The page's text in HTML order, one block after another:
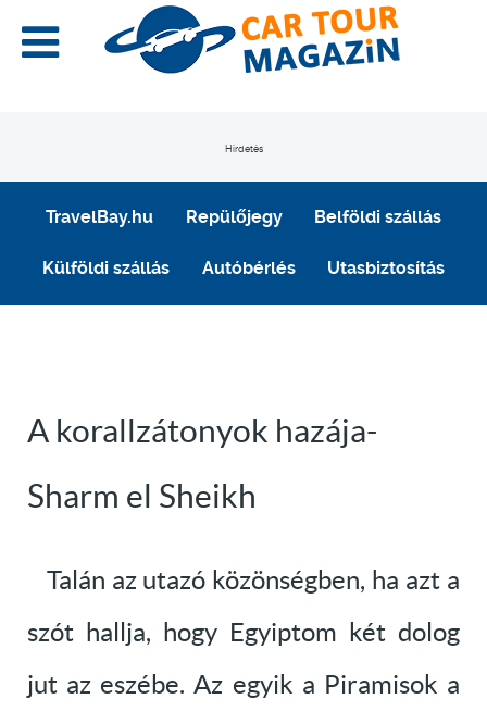
Hirdetés
TravelBay.hu Repülőjegy Belföldi szállás
Külföldi szállás Autóbérlés Utasbiztosítás
A korallzátonyok hazája-
Sharm el Sheikh
Talán az utazó közönségben, ha azt a
szót hallja, hogy Egyiptom két dolog
jut az eszébe. Az egyik a Piramisok a